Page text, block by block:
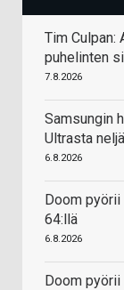
Tim Culpan:
puhelinten
7.8.2026
Samsungin
Ultrasta
6.8.2026
Doom
64:llä
6.8.2026
Doom